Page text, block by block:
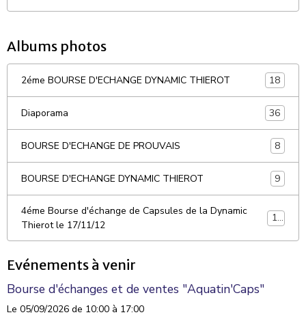
Albums photos
2éme BOURSE D'ECHANGE DYNAMIC THIEROT 18
Diaporama 36
BOURSE D'ECHANGE DE PROUVAIS 8
BOURSE D'ECHANGE DYNAMIC THIEROT 9
4éme Bourse d'échange de Capsules de la Dynamic
Thierot le 17/11/12
10
Evénements à venir
Bourse d'échanges et de ventes "Aquatin'Caps"
Le 05/09/2026 de 10:00 à 17:00